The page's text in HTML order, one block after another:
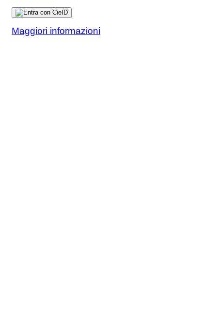
Maggiori informazioni